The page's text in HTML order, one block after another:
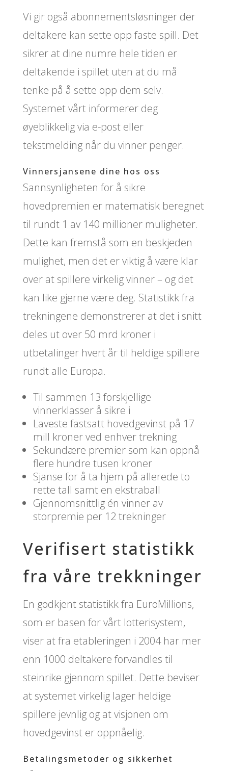
Vi gir også abonnementsløsninger der
deltakere kan sette opp faste spill. Det
sikrer at dine numre hele tiden er
deltakende i spillet uten at du må
tenke på å sette opp dem selv.
Systemet vårt informerer deg
øyeblikkelig via e-post eller
tekstmelding når du vinner penger.
Vinnersjansene dine hos oss
Sannsynligheten for å sikre
hovedpremien er matematisk beregnet
til rundt 1 av 140 millioner muligheter.
Dette kan fremstå som en beskjeden
mulighet, men det er viktig å være klar
over at spillere virkelig vinner – og det
kan like gjerne være deg. Statistikk fra
trekningene demonstrerer at det i snitt
deles ut over 50 mrd kroner i
utbetalinger hvert år til heldige spillere
rundt alle Europa.
Til sammen 13 forskjellige
vinnerklasser å sikre i
Laveste fastsatt hovedgevinst på 17
mill kroner ved enhver trekning
Sekundære premier som kan oppnå
flere hundre tusen kroner
Sjanse for å ta hjem på allerede to
rette tall samt en ekstraball
Gjennomsnittlig én vinner av
storpremie per 12 trekninger
Verifisert statistikk
fra våre trekkninger
En godkjent statistikk fra EuroMillions,
som er basen for vårt lotterisystem,
viser at fra etableringen i 2004 har mer
enn 1000 deltakere forvandles til
steinrike gjennom spillet. Dette beviser
at systemet virkelig lager heldige
spillere jevnlig og at visjonen om
hovedgevinst er oppnåelig.
Betalingsmetoder og sikkerhet